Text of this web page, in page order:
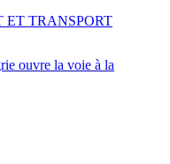
ouvre la voie à la
ET TRANSPORT